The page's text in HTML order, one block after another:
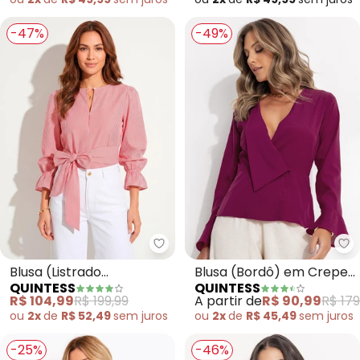
-47%
Quintess - Blusa (Listrado
Blusa (Listrado
Vermelho) em Tricoline
QUINTESS
R$ 104,99R$ 199,99
ou 2xde R$ 52,49sem juros
-49%
Blusa (Bordô) em Crepe
Plano
QUINTESS
A partir deR$ 90,99R$
ou 2xde R$ 45,49sem juros
-25% -46%